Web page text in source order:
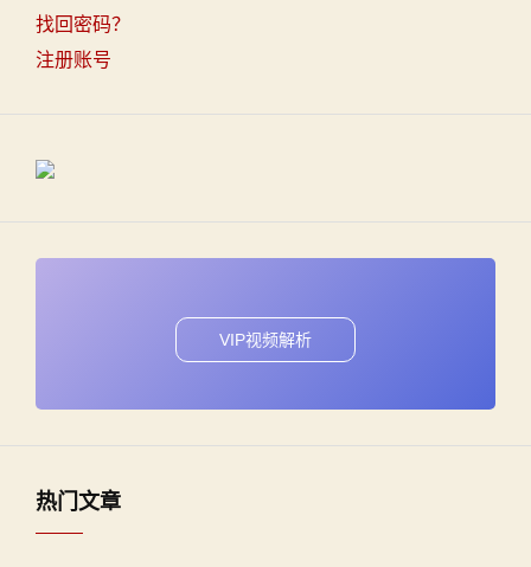
找回密码？
注册账号
VIP视频解析
热门文章